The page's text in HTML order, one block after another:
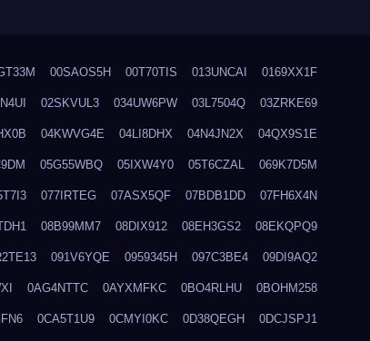
00SAOS5H 00T70TIS 013UNCAI 0169XX1F
02SKVUL3 034UW6PW 03L7504Q 03ZRKE69
04KWVG4E 04LI8DHX 04N4JN2X 04QX9S1E
05G55WBQ 05IXW4Y0 05T6CZAL 069K7D5M
077IRTEG 07ASX5QF 07BDB1DD 07FH6X4N
08B99MM7 08DIX912 08EH3GS2 08EKQPQ9
091V6YQE 0959345H 097C3BE4 09DI9AQ2
0AG4NTTC 0AYXMFKC 0BO4RLHU 0BOHM258
0CA5T1U9 0CMYI0KC 0D38QEGH 0DCJSPJ1